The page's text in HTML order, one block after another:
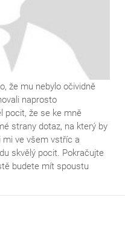
že mu nebylo očividně
naprosto
pocit, že se ke mně
strany dotaz, na který by
mi ve všem vstříc a
skvělý pocit. Pokračujte
budete mít spoustu